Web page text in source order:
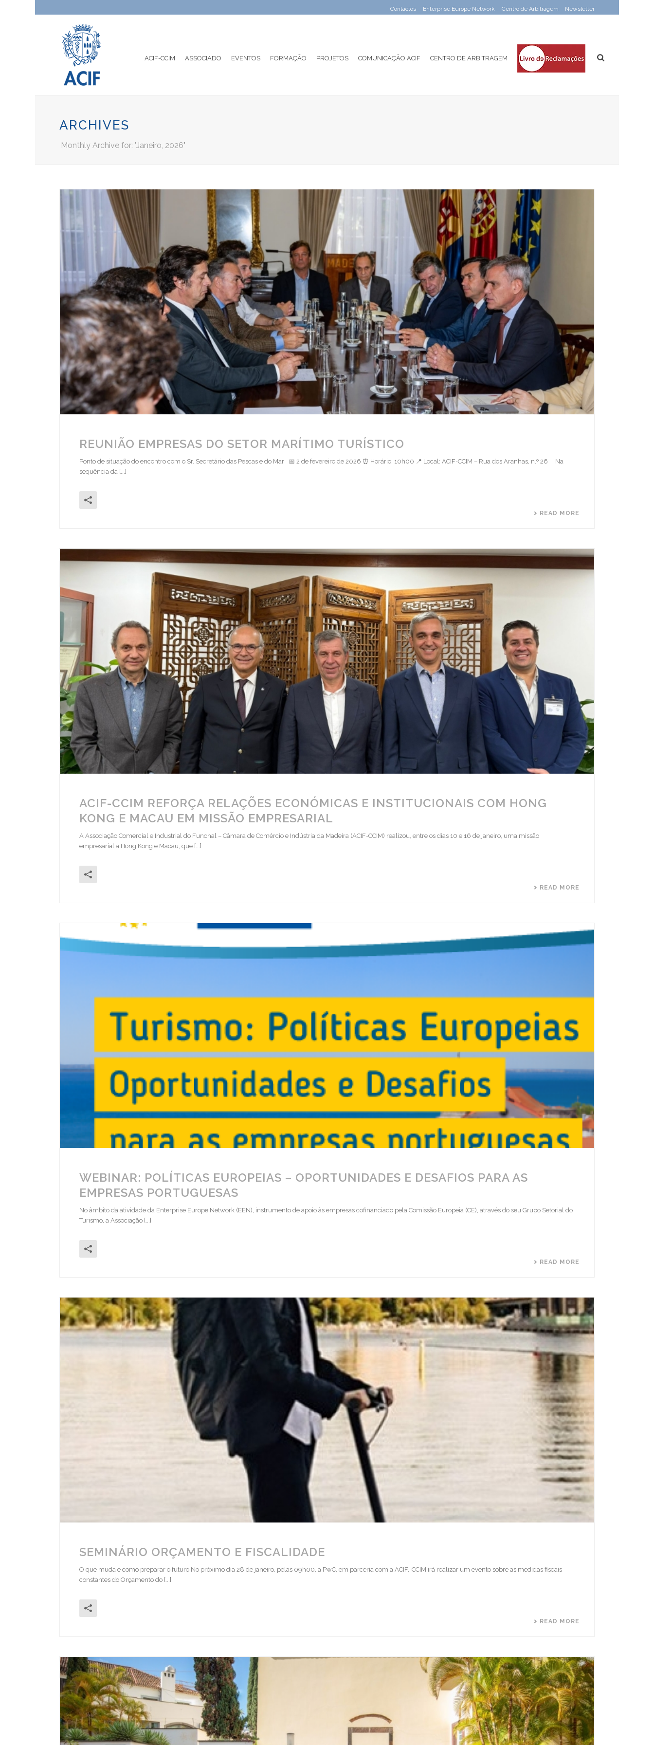
Newsletter
Contactos Enterprise Europe Network Centro de Arbitragem
ACIF-CCIM ASSOCIADO EVENTOS FORMAÇÃO PROJETOS COMUNICAÇÃO ACIF CENTRO DE ARBITRAGEM
ARCHIVES
Monthly Archive for: "Janeiro, 2026"
REUNIÃO EMPRESAS DO SETOR MARÍTIMO TURÍSTICO
Ponto de situação do encontro com o Sr. Secretário das Pescas e do Mar 📅 2 de fevereiro de 2026 ⏰ Horário: 10h00 📍 Local: ACIF-CCIM – Rua dos Aranhas, n.º 26 Na
sequência da [...]
READ MORE
ACIF-CCIM REFORÇA RELAÇÕES ECONÓMICAS E INSTITUCIONAIS COM HONG
KONG E MACAU EM MISSÃO EMPRESARIAL
A Associação Comercial e Industrial do Funchal – Câmara de Comércio e Indústria da Madeira (ACIF-CCIM) realizou, entre os dias 10 e 16 de janeiro, uma missão
empresarial a Hong Kong e Macau, que [...]
READ MORE
WEBINAR: POLÍTICAS EUROPEIAS – OPORTUNIDADES E DESAFIOS PARA AS
EMPRESAS PORTUGUESAS
No âmbito da atividade da Enterprise Europe Network (EEN), instrumento de apoio às empresas cofinanciado pela Comissão Europeia (CE), através do seu Grupo Setorial do
Turismo, a Associação [...]
READ MORE
SEMINÁRIO ORÇAMENTO E FISCALIDADE
O que muda e como preparar o futuro No próximo dia 28 de janeiro, pelas 09h00, a PwC, em parceria com a ACIF,-CCIM irá realizar um evento sobre as medidas fiscais
constantes do Orçamento do [...]
READ MORE